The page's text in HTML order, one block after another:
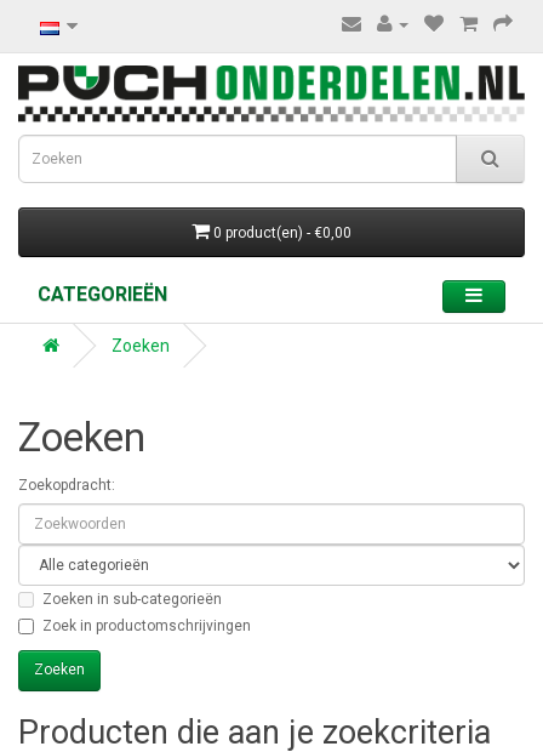
0 product(en) - €0,00
CATEGORIEËN
Zoeken
Zoeken
Zoekopdracht:
Zoeken in sub-categorieën
Zoek in productomschrijvingen
Producten die aan je zoekcriteria